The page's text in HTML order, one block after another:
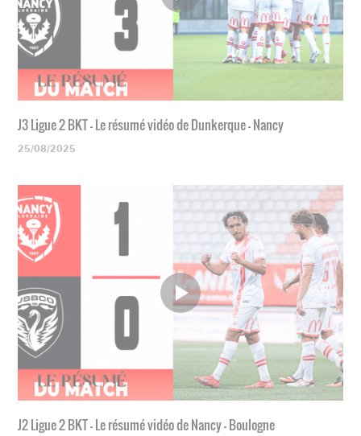
J3 Ligue 2 BKT - Le résumé vidéo de Dunkerque - Nancy
25/08/2025
J2 Ligue 2 BKT - Le résumé vidéo de Nancy - Boulogne